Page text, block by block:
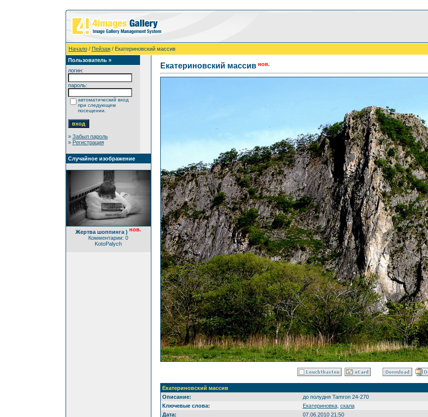
Начало/ Пейзаж/ Екатериновский массив
Пользователь »
логин:
пароль:
автоматический вход
при следующем
посещении.
» Забыл пароль
» Регистрация
Случайное изображение
Жертва шоппинга ) нов.
Комментарии: 0
KotoPalych
Екатериновский массив нов.
Екатериновский массив
Описание:
до полудня Tamron 24-270
Ключевые слова:
Екатериновка, скала
Дата:
07.06.2010 21:50